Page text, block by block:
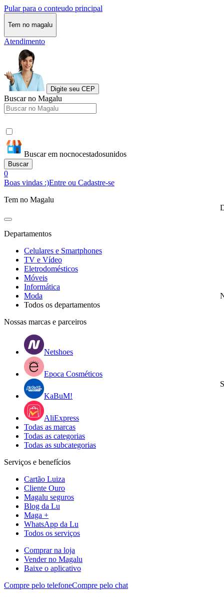
Pular para o conteudo principal
Tem no magalu
Atendimento
Digite seu CEP
Buscar no Magalu
Buscar em nocnocestadosunidos
Buscar
0
Boas vindas :)Entre ou Cadastre-se
Tem no Magalu
Departamentos
Celulares e Smartphones
TV e Vídeo
Eletrodomésticos
Móveis
Informática
Moda
Todos os departamentos
Nossas marcas e parceiros
Netshoes
Epoca Cosméticos
KaBuM!
AliExpress
Todas as marcas
Todas as categorias
Todas as subcategorias
Serviços e benefícios
Cartão Luiza
Cliente Ouro
Magalu seguros
Blog da Lu
Maga +
WhatsApp da Lu
Todos os serviços
Comprar na loja
Vender no Magalu
Baixe o aplicativo
Compre pelo telefoneCompre pelo chat